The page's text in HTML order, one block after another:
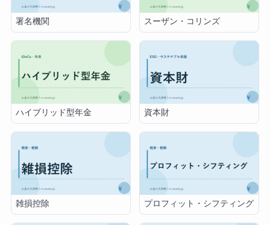
署名機関 スーザン・コリンズ
ハイブリッド型年金 資本財
雑損控除 プロフィット・シフティング